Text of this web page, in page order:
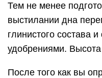
Тем не менее
выстилании дна
глинистого состава
удобрениями.
После того как вы